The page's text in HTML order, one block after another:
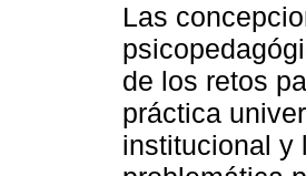
Las
de los retos
práctica
institucional y